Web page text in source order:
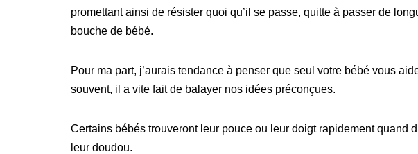
promettant ainsi de résister quoi qu’il se passe, quitte à passer de
bouche de bébé.
Pour ma part, j’aurais tendance à penser que seul votre bébé vous
souvent, il a vite fait de balayer nos idées préconçues.
Certains bébés trouveront leur pouce ou leur doigt rapidement quand
leur doudou.